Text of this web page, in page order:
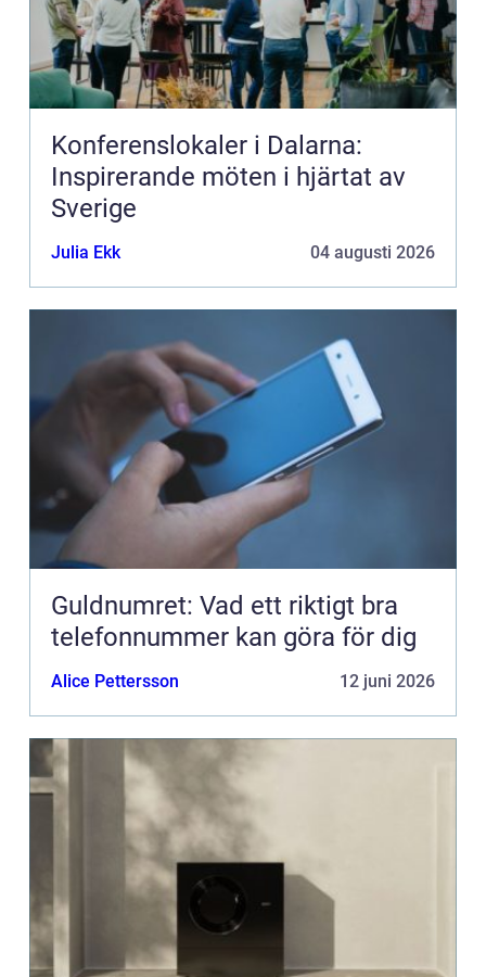
Konferenslokaler i Dalarna:
Inspirerande möten i hjärtat av
Sverige
Julia Ekk 04 augusti 2026
Guldnumret: Vad ett riktigt bra
telefonnummer kan göra för dig
Alice Pettersson 12 juni 2026